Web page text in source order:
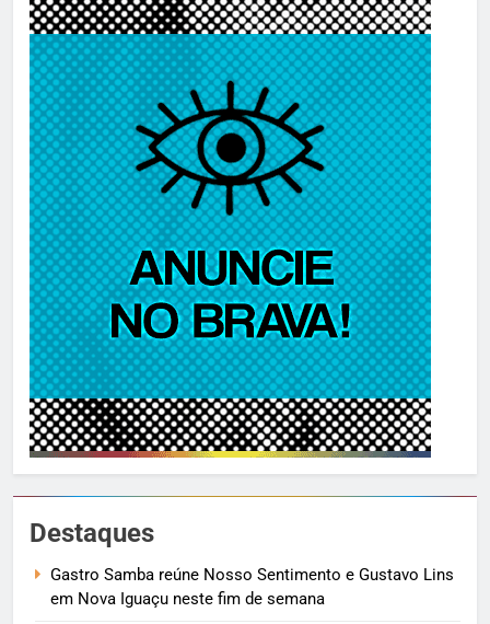
Destaques
Gastro Samba reúne Nosso Sentimento e Gustavo Lins
em Nova Iguaçu neste fim de semana